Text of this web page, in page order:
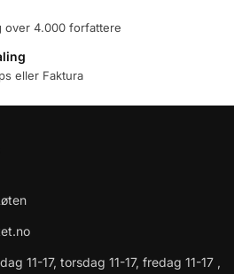
over 4.000 forfattere
eller Faktura
11-17, torsdag 11-17, fredag 11-17 ,